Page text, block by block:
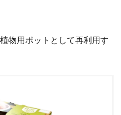
物用ポットとして再利用す